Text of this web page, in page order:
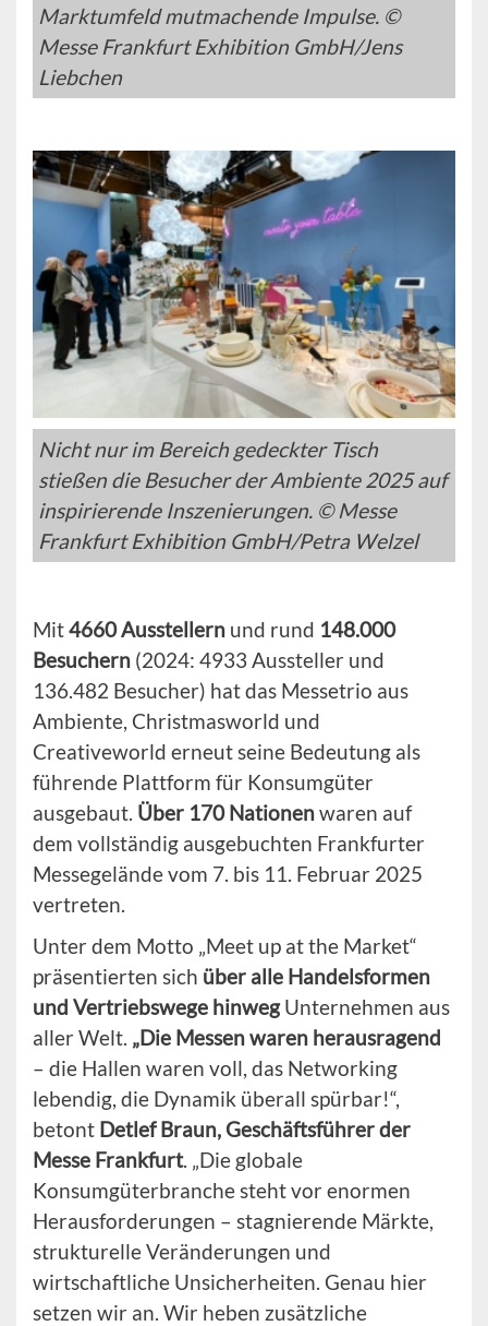
Marktumfeld mutmachende Impulse. ©
Messe Frankfurt Exhibition GmbH/Jens
Liebchen
Nicht nur im Bereich gedeckter Tisch
stießen die Besucher der Ambiente 2025 auf
inspirierende Inszenierungen. © Messe
Frankfurt Exhibition GmbH/Petra Welzel
Mit4660 Ausstellern und rund 148.000
Besuchern (2024: 4933 Aussteller und
136.482 Besucher) hat das Messetrio aus
Ambiente, Christmasworld und
Creativeworld erneut seine Bedeutung als
führende Plattform für Konsumgüter
ausgebaut. Über 170 Nationenwaren auf
dem vollständig ausgebuchten Frankfurter
Messegelände vom 7. bis 11. Februar 2025
vertreten.
Unter dem Motto „Meet up at the Market“
präsentierten sich über alle Handelsformen
und Vertriebswege hinwegUnternehmen aus
aller Welt. „Die Messen waren herausragend
– die Hallen waren voll, das Networking
lebendig, die Dynamik überall spürbar!“,
betont Detlef Braun, Geschäftsführer der
Messe Frankfurt. „Die globale
Konsumgüterbranche steht vor enormen
Herausforderungen – stagnierende Märkte,
strukturelle Veränderungen und
wirtschaftliche Unsicherheiten. Genau hier
setzen wir an. Wir heben zusätzliche